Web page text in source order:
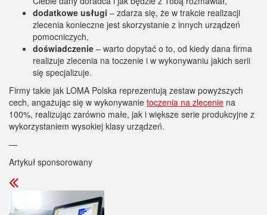
dodatkowe usługi – zdarza się, że w trakcie realizacji
zlecenia konieczne jest skorzystanie z innych urządzeń
pomocniczych,
doświadczenie – warto dopytać o to, od kiedy dana firma
realizuje zlecenia na toczenie i w wykonywaniu jakich serii
się specjalizuje.
Firmy takie jak LOMA Polska reprezentują zestaw powyższych
cech, angażując się w wykonywanie toczenia na zlecenie na
100%, realizując zarówno małe, jak i większe serie produkcyjne z
wykorzystaniem wysokiej klasy urządzeń.
—
Artykuł sponsorowany